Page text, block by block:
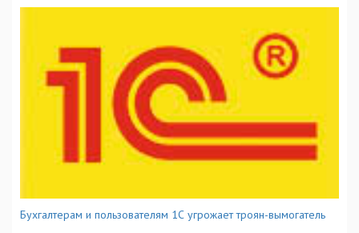
Бухгалтерам и пользователям 1С угрожает троян-вымогатель